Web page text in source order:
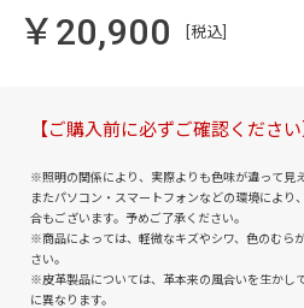
￥20,900 [税込]
【ご購入前に必ずご確認ください
※照明の関係により、実際よりも色味が違って見
またパソコン・スマートフォンなどの環境により
合もございます。予めご了承ください。
※商品によっては、軽微なキズやシワ、色のむら
さい。
※皮革製品については、革本来の風合いを生かし
に異なります。